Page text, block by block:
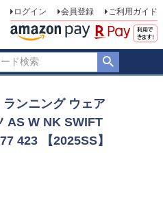
ログイン 会員登録 ご利用ガイド
ンニング ウェア
AS W NK SWIFT
423 【2025SS】